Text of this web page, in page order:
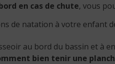
en cas de chute, vous
de natation à votre enfant
au bord du bassin et à
bien tenir une